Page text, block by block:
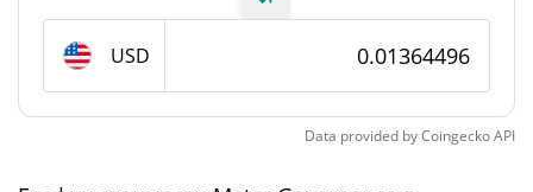
Общее предложение 54 177 979,821 MTRG
Максимальное
предложение
0 MTRG
USD
Data provided byCoingeckoAPI